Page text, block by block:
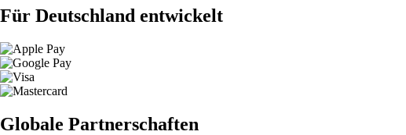
Für Deutschland entwickelt
Globale Partnerschaften